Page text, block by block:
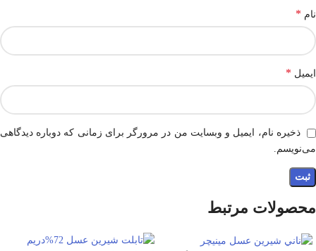
نام *
ایمیل *
ذخیره نام، ایمیل و وبسایت من در مرورگر برای زمانی که دوباره دیدگاهی
می‌نویسم.
محصولات مرتبط